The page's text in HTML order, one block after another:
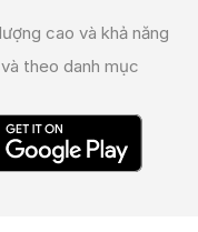
cao và khả năng
theo danh mục